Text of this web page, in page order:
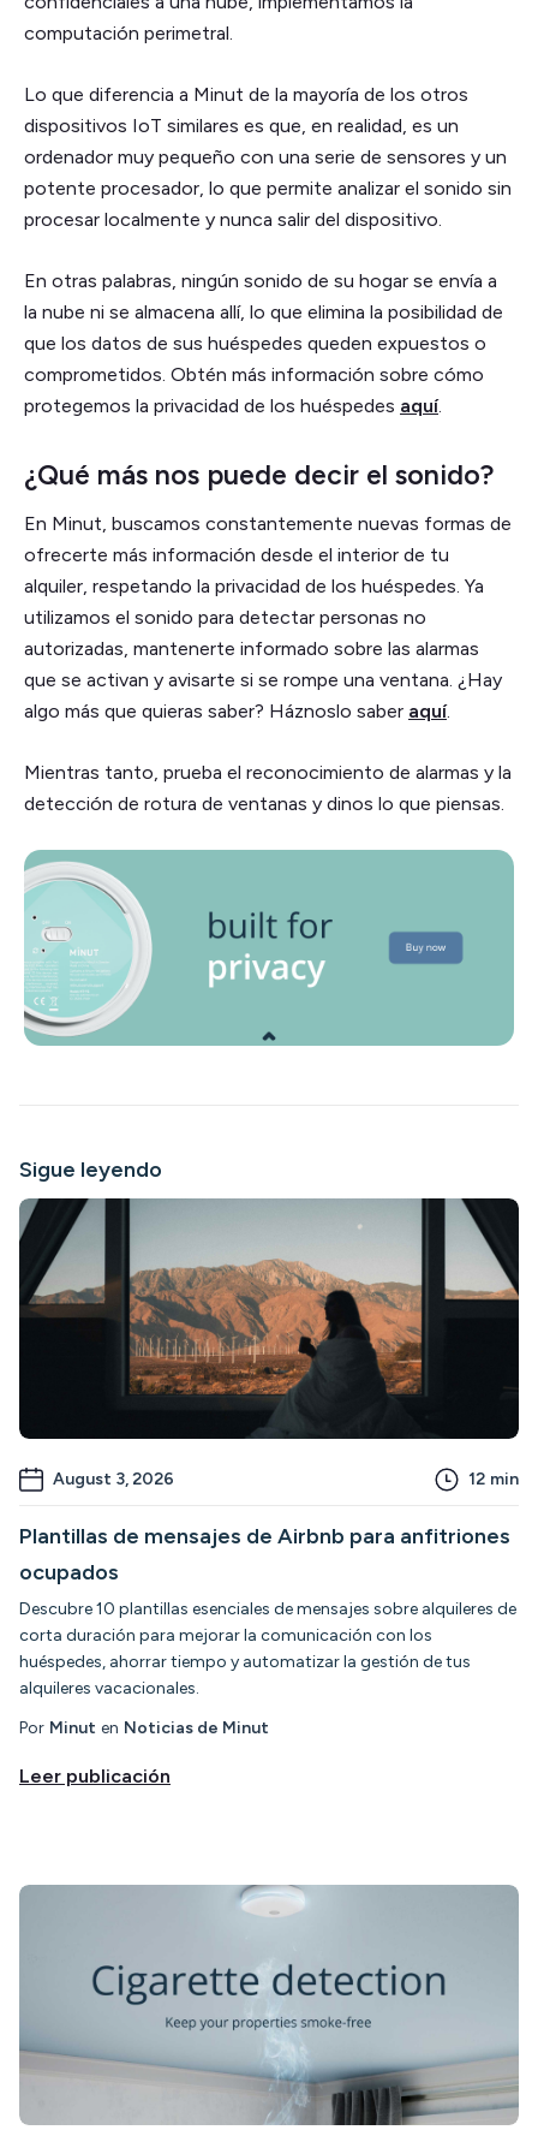
computación perimetral.
Lo que diferencia a Minut de la mayoría de los otros
dispositivos IoT similares es que, en realidad, es un
ordenador muy pequeño con una serie de sensores y un
potente procesador, lo que permite analizar el sonido sin
procesar localmente y nunca salir del dispositivo.
En otras palabras, ningún sonido de su hogar se envía a
la nube ni se almacena allí, lo que elimina la posibilidad de
que los datos de sus huéspedes queden expuestos o
comprometidos. Obtén más información sobre cómo
protegemos la privacidad de los huéspedes aquí.
¿Qué más nos puede decir el sonido?
En Minut, buscamos constantemente nuevas formas de
ofrecerte más información desde el interior de tu
alquiler, respetando la privacidad de los huéspedes. Ya
utilizamos el sonido para detectar personas no
autorizadas, mantenerte informado sobre las alarmas
que se activan y avisarte si se rompe una ventana. ¿Hay
algo más que quieras saber? Háznoslo saber aquí.
Mientras tanto, prueba el reconocimiento de alarmas y la
detección de rotura de ventanas y dinos lo que piensas.
Sigue leyendo
August 3, 2026 12 min
Plantillas de mensajes de Airbnb para anfitriones
ocupados
Descubre 10 plantillas esenciales de mensajes sobre alquileres de
corta duración para mejorar la comunicación con los
huéspedes, ahorrar tiempo y automatizar la gestión de tus
alquileres vacacionales.
Por Minut en Noticias de Minut
Leer publicación